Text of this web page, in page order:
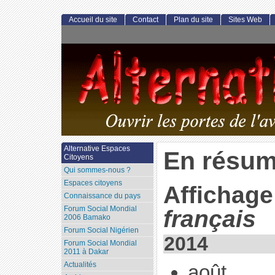
En
français
2014
Accueil du site Contact Plan du site Sites Web
Alternative Espaces
Citoyens
Qui sommes-nous ?
Espaces citoyens
Connaissance du pays
Forum Social Mondial
2006 Bamako
Forum Social Nigérien
Forum Social Mondial
2011 à Dakar
Actualités